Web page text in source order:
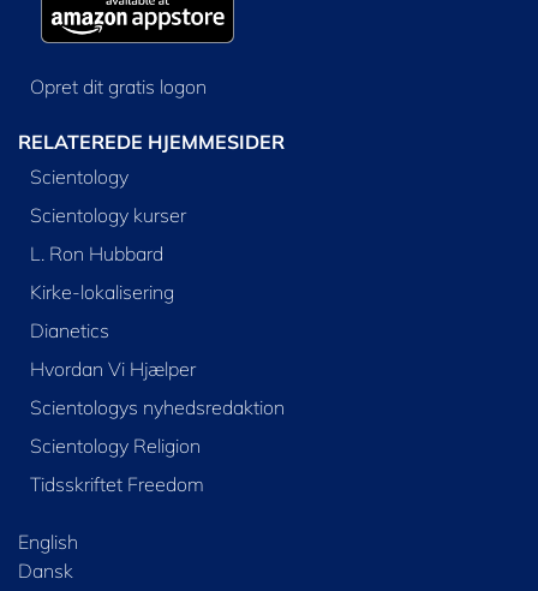
Opret dit gratis logon
RELATEREDE HJEMMESIDER
Scientology
Scientology kurser
L. Ron Hubbard
Kirke-lokalisering
Dianetics
Hvordan Vi Hjælper
Scientologys nyhedsredaktion
Scientology Religion
Tidsskriftet Freedom
English
Dansk